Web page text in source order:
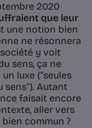
2020
que leur
une notion bien
ne résonnera
y voit
sens, ça ne
luxe (“seules
Autant
faisait encore
aller vers
commun ?